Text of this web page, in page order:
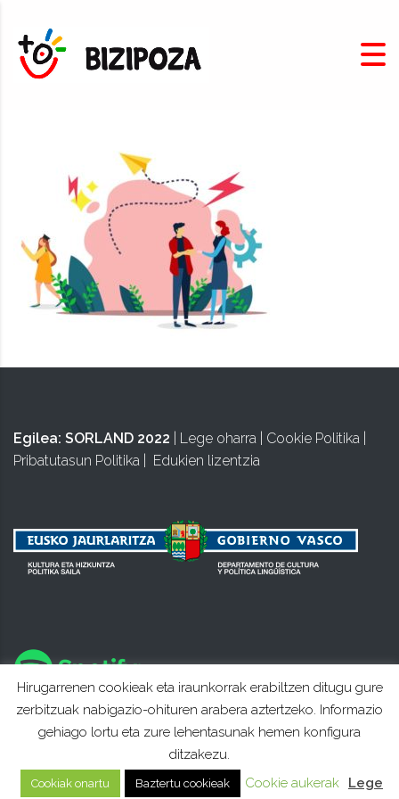
Egilea: SORLAND 2022 Lege oharra Cookie Politika
Pribatutasun Politika
Edukien lizentzia
Hirugarrenen cookieak eta iraunkorrak erabiltzen ditugu gure
zerbitzuak nabigazio-ohituren arabera aztertzeko. Informazio
gehiago lortu eta zure lehentasunak hemen konfigura
ditzakezu.
Cookiak onartu Baztertu cookieak Cookie aukerak Lege